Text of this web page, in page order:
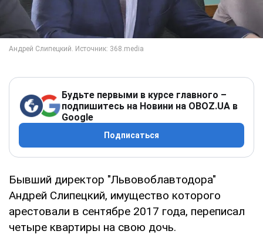
Будьте первыми в курсе главного –
подпишитесь на Новини на OBOZ.UA в
Google
Подписаться
Бывший директор "Львовоблавтодора"
Андрей Слипецкий, имущество которого
арестовали в сентябре 2017 года, переписал
четыре квартиры на свою дочь.